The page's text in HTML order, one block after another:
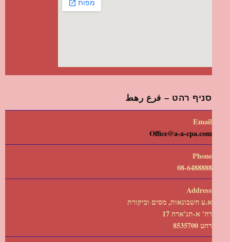
סניף רהט – فرع رهط
Email
Office@a-a-cpa.com
Phone
08-6488888
Address
א.ע חשבונאות, מסים וביקורת
רח' א-תג'ארה 17
רהט 8535700